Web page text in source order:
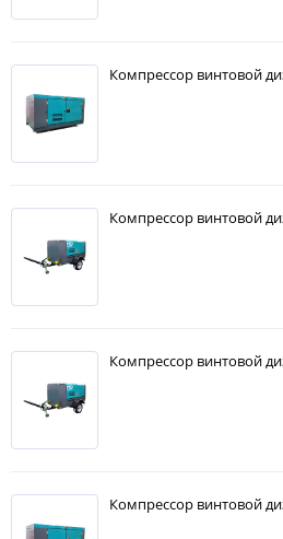
Компрессор винтовой
Компрессор винтовой
Компрессор винтовой
Компрессор винтовой